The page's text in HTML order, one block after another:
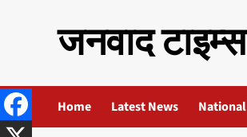
जनवाद टाइम्स
Home Latest News National